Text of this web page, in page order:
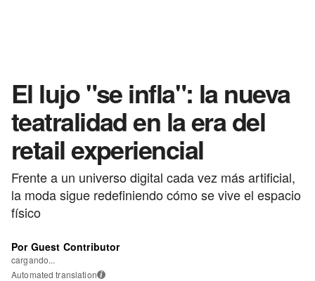
El lujo "se infla": la nueva
teatralidad en la era del
retail experiencial
Frente a un universo digital cada vez más artificial,
la moda sigue redefiniendo cómo se vive el espacio
físico
Por Guest Contributor
cargando...
Automated translation i